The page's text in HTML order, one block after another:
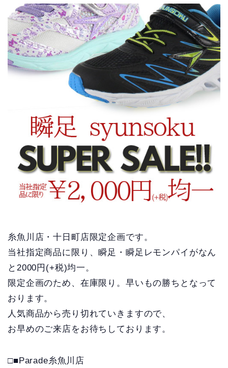
糸魚川店・十日町店限定企画です。
当社指定商品に限り、瞬足・瞬足レモンパイがなん
と2000円(+税)均一。
限定企画のため、在庫限り。早いもの勝ちとなって
おります。
人気商品から売り切れていきますので、
お早めのご来店をお待ちしております。
□■Parade糸魚川店